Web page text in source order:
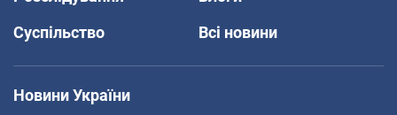
Суспільство
Всі новини
Новини України